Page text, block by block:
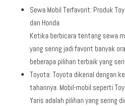
Sewa Mobil Terfavorit: Produk
dan Honda
Ketika berbicara tentang sewa
yang sering jadi favorit banyak
beberapa pilihan terbaik yang
Toyota: Toyota dikenal dengan
tahannya. Mobil-mobil seperti
Yaris adalah pilihan yang sering